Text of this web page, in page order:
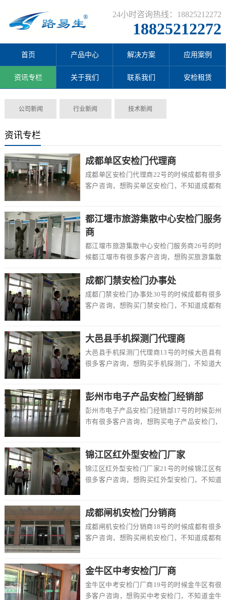
24小时咨询热线：18825212272
18825212272
首页 产品中心 解决方案 应用案例
资讯专栏 关于我们 联系我们 安检租赁
公司新闻 行业新闻 技术新闻
资讯专栏
成都单区安检门代理商
成都单区安检门代理商22号的时候成都有很多
客户咨询，想购买单区安检门，不知道成都有
都江堰市旅游集散中心安检门服务
商
都江堰市旅游集散中心安检门服务商26号的时
候都江堰市有很多客户咨询，想购买旅游集散
一般多...
成都门禁安检门办事处
成都门禁安检门办事处30号的时候成都有很多
客户咨询，想购买门禁安检门，不知道成都有
大邑县手机探测门代理商
大邑县手机探测门代理商13号的时候大邑县有
很多客户咨询，想购买手机探测门，不知道大
彭州市电子产品安检门经销部
彭州市电子产品安检门经销部17号的时候彭州
市有很多客户咨询，想购买电子产品安检门，
锦江区红外型安检门厂家
锦江区红外型安检门厂家21号的时候锦江区有
很多客户咨询，想购买红外型安检门，不知道
成都闸机安检门分销商
成都闸机安检门分销商18号的时候成都有很多
客户咨询，想购买闸机安检门，不知道成都有
金牛区中考安检门厂商
金牛区中考安检门厂商19号的时候金牛区有很
多客户咨询，想购买中考安检门，不知道金牛